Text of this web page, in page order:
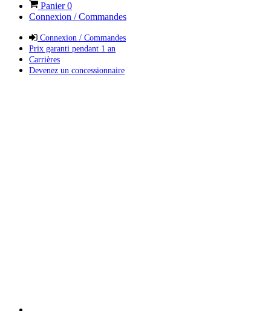
Panier0
Connexion / Commandes
Connexion / Commandes
Prix garanti pendant 1 an
Carrières
Devenez un concessionnaire